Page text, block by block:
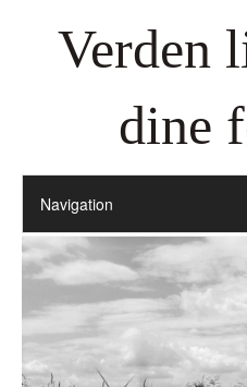
Verden
dine